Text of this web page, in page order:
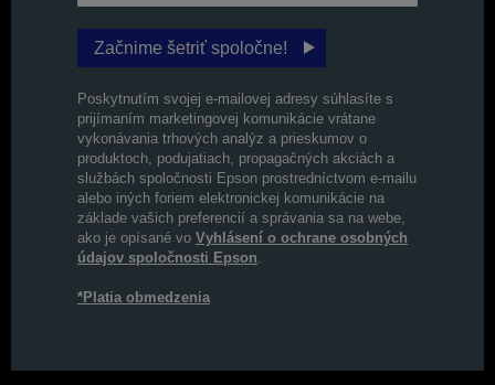
Začnime šetriť spoločne!
Poskytnutím svojej e-mailovej adresy súhlasíte s
prijímaním marketingovej komunikácie vrátane
vykonávania trhových analýz a prieskumov o
produktoch, podujatiach, propagačných akciách a
službách spoločnosti Epson prostredníctvom e-mailu
alebo iných foriem elektronickej komunikácie na
základe vašich preferencií a správania sa na webe,
ako je opísané vo Vyhlásení o ochrane osobných
údajov spoločnosti Epson
*Platia obmedzenia